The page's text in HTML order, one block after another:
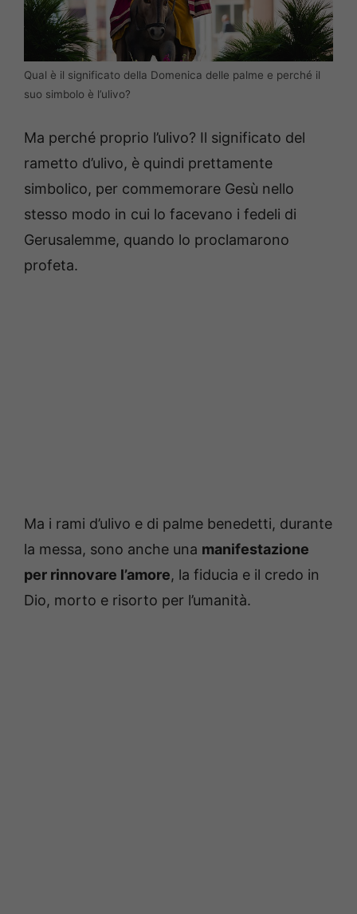
Qual è il significato della Domenica delle palme e perché il
suo simbolo è l’ulivo?
Ma perché proprio l’ulivo? Il significato del
rametto d’ulivo, è quindi prettamente
simbolico, per commemorare Gesù nello
stesso modo in cui lo facevano i fedeli di
Gerusalemme, quando lo proclamarono
profeta.
Ma i rami d’ulivo e di palme benedetti, durante
la messa, sono anche una manifestazione
per rinnovare l’amore, la fiducia e il credo in
Dio, morto e risorto per l’umanità.